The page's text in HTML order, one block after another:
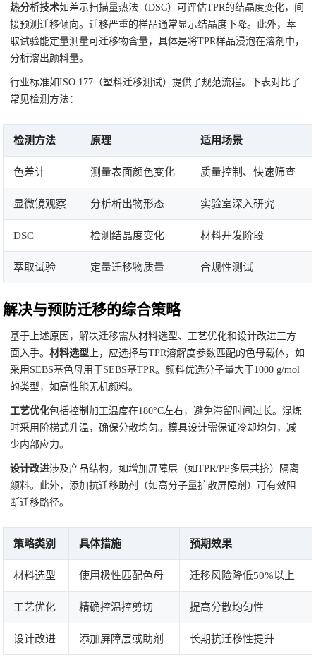
热分析技术如差示扫描量热法（DSC）可评估TPR的结晶度变化，间
接预测迁移倾向。迁移严重的样品通常显示结晶度下降。此外，萃
取试验能定量测量可迁移物含量，具体是将TPR样品浸泡在溶剂中，
分析溶出颜料量。
行业标准如ISO 177（塑料迁移测试）提供了规范流程。下表对比了
常见检测方法：
检测方法 原理 适用场景
色差计 测量表面颜色变化 质量控制、快速筛查
显微镜观察 分析析出物形态 实验室深入研究
DSC 检测结晶度变化 材料开发阶段
萃取试验 定量迁移物质量 合规性测试
解决与预防迁移的综合策略
基于上述原因，解决迁移需从材料选型、工艺优化和设计改进三方
面入手。材料选型 上，应选择与TPR溶解度参数匹配的色母载体，如
采用SEBS基色母用于SEBS基TPR。颜料优选分子量大于1000 g/mol
的类型，如高性能无机颜料。
工艺优化包括控制加工温度在180°C左右，避免滞留时间过长。混炼
时采用阶梯式升温，确保分散均匀。模具设计需保证冷却均匀，减
少内部应力。
设计改进涉及产品结构，如增加屏障层（如TPR/PP多层共挤）隔离
颜料。此外，添加抗迁移助剂（如高分子量扩散屏障剂）可有效阻
断迁移路径。
策略类别 具体措施 预期效果
材料选型 使用极性匹配色母 迁移风险降低50%以上
工艺优化 精确控温控剪切 提高分散均匀性
设计改进 添加屏障层或助剂 长期抗迁移性提升